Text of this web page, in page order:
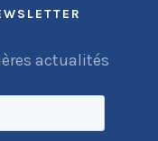
actualités